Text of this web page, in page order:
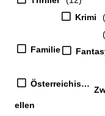
Krimi
Familie
Österreichischer Musiker
ellen